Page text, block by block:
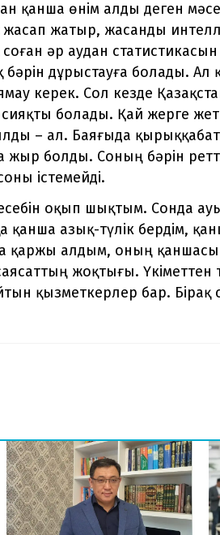
қанша өнім алды деген
жасап жатыр, жасанды
әр аудан статистикасын
бәрін дұрыстауға болады.
керек. Сол кезде
болады. Қай жерге
– ал. Баяғыда
жыр болды. Соның бәрін
істемейді.
оқып шықтым. Сонда
қанша азық-түлік бердім,
қаржы алдым, оның
жоқтығы. Үкіметтен
қызметкерлер бар. Бірақ